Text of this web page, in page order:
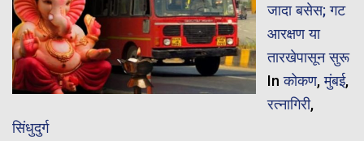
जादा बसेस; गट
आरक्षण या
तारखेपासून सुरू
Inकोकण,मुंबई,
रत्नागिरी,
सिंधुदुर्ग